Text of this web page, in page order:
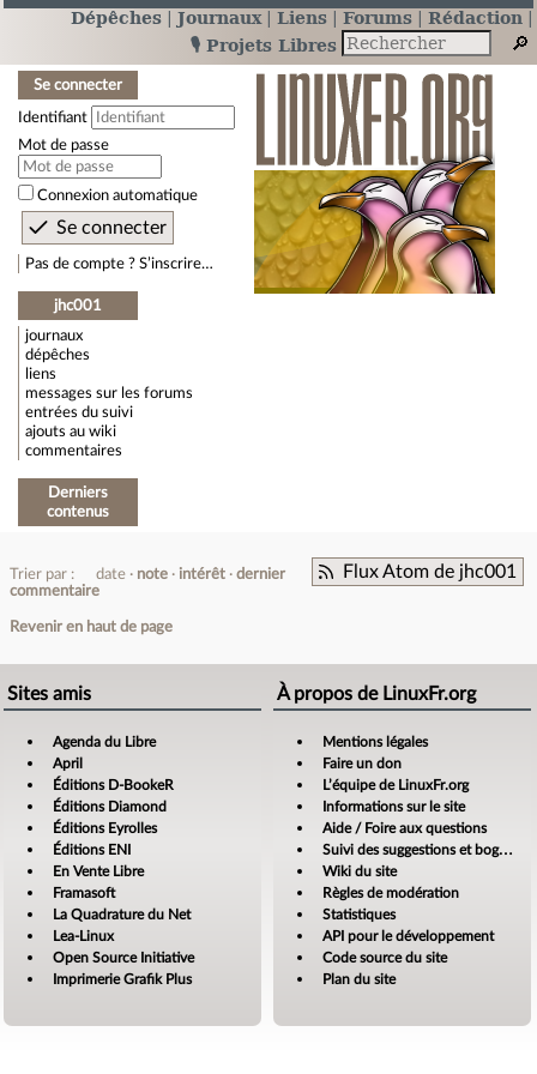
Dépêches Journaux Liens Forums
Rédaction
🎙️ Projets Libres
Se connecter
Identifiant
Mot de passe
Connexion automatique
Pas de compte ? S’inscrire…
jhc001
journaux
dépêches
liens
messages sur les forums
entrées du suivi
ajouts au wiki
commentaires
Derniers
contenus
Flux Atom de jhc001
Trier par : date note intérêt
dernier
commentaire
Revenir en haut de page
Sites amis
Agenda du Libre
April
Éditions D-BookeR
Éditions Diamond
Éditions Eyrolles
Éditions ENI
En Vente Libre
Framasoft
La Quadrature du Net
Lea-Linux
Open Source Initiative
Imprimerie Grafik Plus
À propos de LinuxFr.org
Mentions légales
Faire un don
L’équipe de LinuxFr.org
Informations sur le site
Aide / Foire aux questions
Suivi des suggestions et bogues
Wiki du site
Règles de modération
Statistiques
API pour le développement
Code source du site
Plan du site